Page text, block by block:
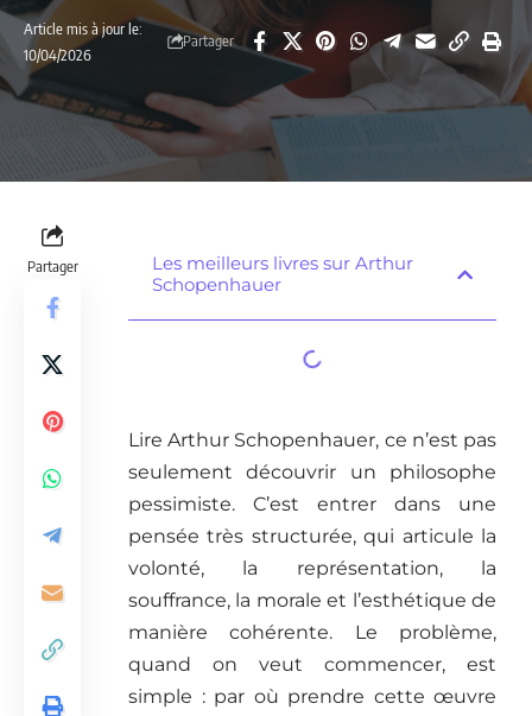
Article mis à jour le:
10/04/2026
Partager
Partager
Les meilleurs livres sur Arthur
Schopenhauer
Lire Arthur Schopenhauer, ce n’est pas
seulement découvrir un philosophe
pessimiste. C’est entrer dans une
pensée très structurée, qui articule la
volonté, la représentation, la
souffrance, la morale et l’esthétique de
manière cohérente. Le problème,
quand on veut commencer, est
simple : par où prendre cette œuvre